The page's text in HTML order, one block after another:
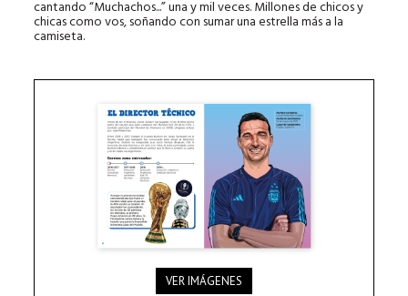
cantando “Muchachos...” una y mil veces. Millones de chicos y
chicas como vos, soñando con sumar una estrella más a la
camiseta.
VER IMÁGENES